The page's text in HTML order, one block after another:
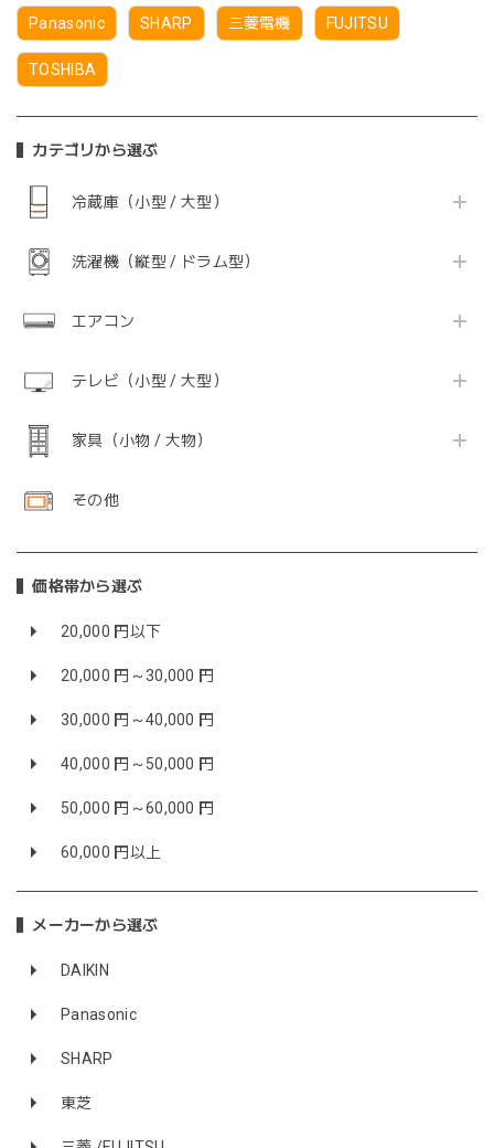
Panasonic SHARP 三菱電機 FUJITSU
TOSHIBA
カテゴリから選ぶ
冷蔵庫（小型 / 大型）
洗濯機（縦型 / ドラム型）
エアコン
テレビ（小型 / 大型）
家具（小物 / 大物）
その他
価格帯から選ぶ
20,000 円以下
20,000 円～30,000 円
30,000 円～40,000 円
40,000 円～50,000 円
50,000 円～60,000 円
60,000 円以上
メーカーから選ぶ
DAIKIN
Panasonic
SHARP
東芝